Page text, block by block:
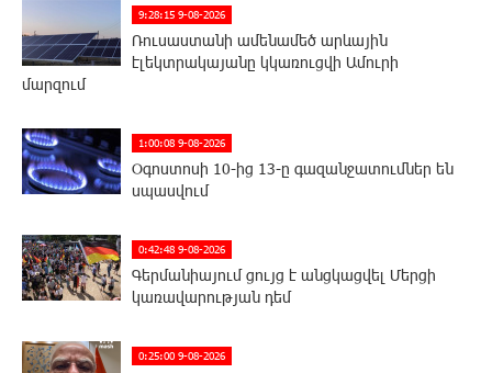
9:28:15 9-08-2026
Ռուսաստանի ամենամեծ արևային
էլեկտրակայանը կկառուցվի Ամուրի
մարզում
1:00:08 9-08-2026
Օգոստոսի 10-ից 13-ը գազանջատումներ են
սպասվում
0:42:48 9-08-2026
Գերմանիայում ցույց է անցկացվել Մերցի
կառավարության դեմ
0:25:00 9-08-2026